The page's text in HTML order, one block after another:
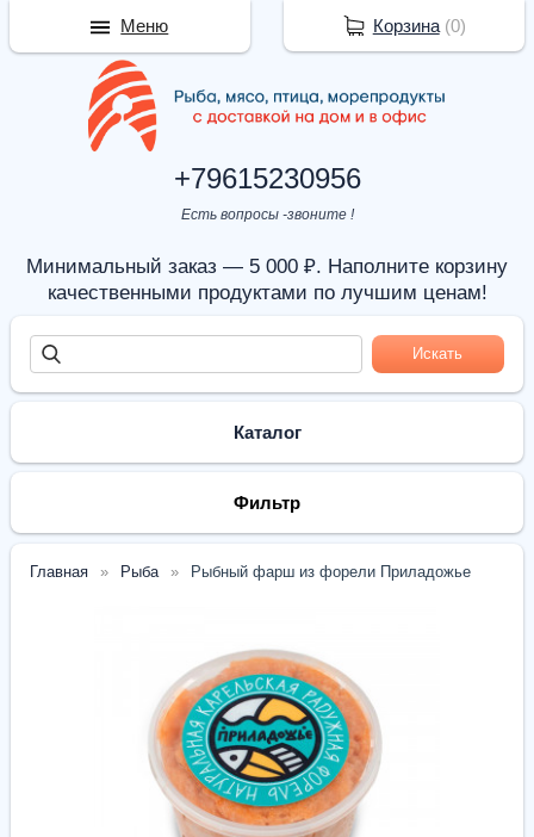
+79615230956
Есть вопросы -звоните !
Минимальный заказ — 5 000 ₽. Наполните корзину
качественными продуктами по лучшим ценам!
Каталог
Фильтр
Главная Рыба Рыбный фарш из форели Приладожье
Корзина(0)
Меню